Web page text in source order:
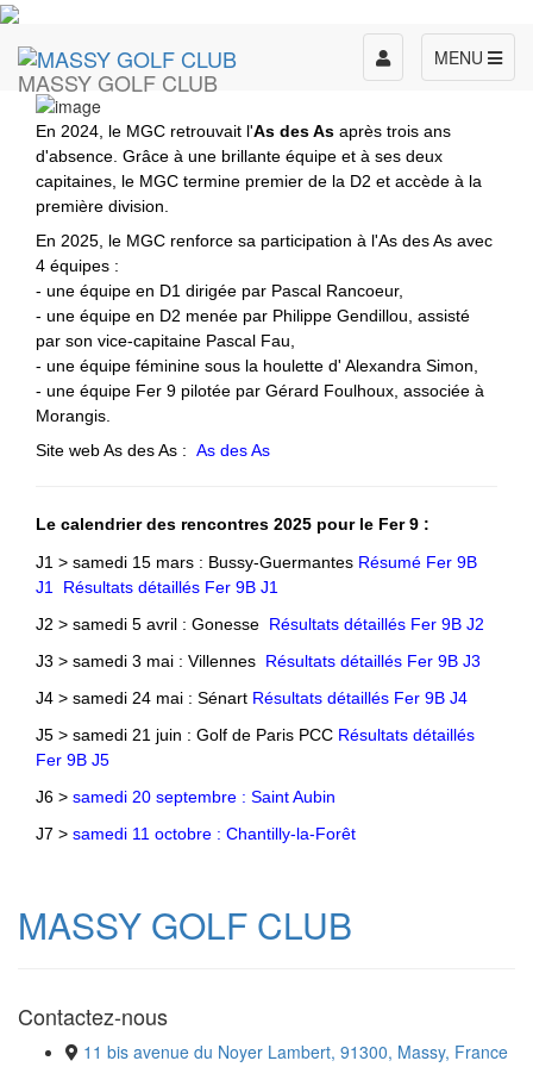
MASSY GOLF CLUB
MENU
Toggle
navigation
En 2024, le MGC retrouvait l'As des As après trois ans
d'absence. Grâce à une brillante équipe et à ses deux
capitaines, le MGC termine premier de la D2 et accède à la
première division.
En 2025, le MGC renforce sa participation à l'As des As avec
4 équipes :
- une équipe en D1 dirigée par Pascal Rancoeur,
- une équipe en D2 menée par Philippe Gendillou, assisté
par son vice-capitaine Pascal Fau,
- une équipe féminine sous la houlette d' Alexandra Simon,
- une équipe Fer 9 pilotée par Gérard Foulhoux, associée à
Morangis.
Site web As des As : As des As
Le calendrier des rencontres 2025 pour le Fer 9 :
J1 > samedi 15 mars : Bussy-Guermantes Résumé Fer 9B
J1
Résultats détaillés Fer 9B J1
J2 > samedi 5 avril : Gonesse Résultats détaillés Fer 9B J2
J3 > samedi 3 mai : Villennes Résultats détaillés Fer 9B J3
J4 > samedi 24 mai : Sénart Résultats détaillés Fer 9B J4
J5 > samedi 21 juin : Golf de Paris PCC Résultats détaillés
Fer 9B J5
J6 > samedi 20 septembre : Saint Aubin
J7 > samedi 11 octobre : Chantilly-la-Forêt
MASSY GOLF CLUB
Contactez-nous
11 bis avenue du Noyer Lambert, 91300, Massy, France